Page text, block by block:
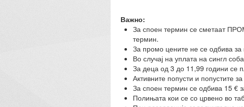
Важно:
За споен термин се сметаат
термин.
За промо цените не се одбива за
Во случај на уплата на сингл
За деца од 3 до 11,99 години се
Активните попусти и попустите
За споен термин се одбива 15 €
Полињата кои се со црвено во